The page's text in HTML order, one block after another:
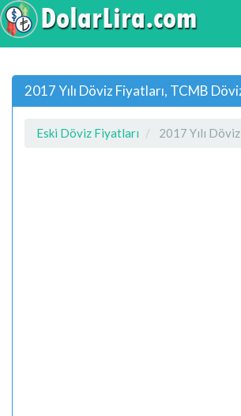
2017 Yılı Döviz Fiyatları, TCMB
Eski Döviz Fiyatları 2017 Yılı